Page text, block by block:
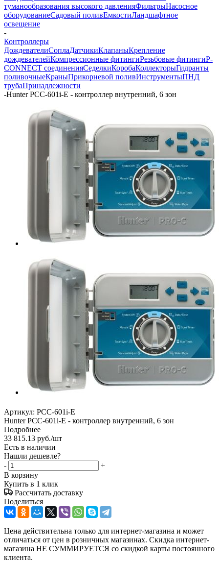
туманообразования высокого давленияФильтрыНасосное
оборудованиеСадовый поливЕмкостиЛандшафтное
освещение
-
Контроллеры
ДождевателиСоплаДатчикиКлапаныКрепление
дождевателейКомпрессионные фитингиРезьбовые фитингиP-
CONNECT соединенияСеделкиКоробаКоллекторыГидранты
поливочныеКраныПрикорневой поливИнструментыПНД
трубаПринадлежности
-Hunter PCC-601i-E - контроллер внутренний, 6 зон
Артикул: PCC-601i-E
Hunter PCC-601i-E - контроллер внутренний, 6 зон
Подробнее
33 815.13 руб./шт
Есть в наличии
Нашли дешевле?
-
+
В корзину
Купить в 1 клик
Рассчитать доставку
Поделиться
Цена действительна только для интернет-магазина и может
отличаться от цен в розничных магазинах. Скидка интернет-
магазина НЕ СУММИРУЕТСЯ со скидкой карты постоянного
клиента.